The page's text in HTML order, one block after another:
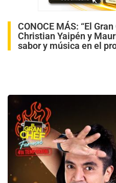
CONOCE MÁS: “El
Christian Yaipén y
sabor y música en el